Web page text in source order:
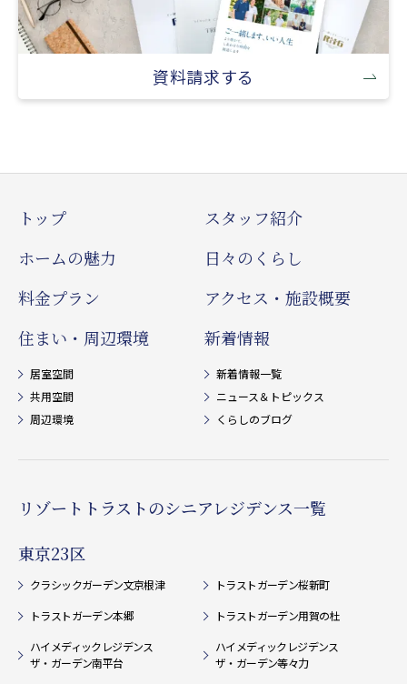
資料請求する
トップ
ホームの魅力
料金プラン
住まい・周辺環境
居室空間
共用空間
周辺環境
スタッフ紹介
日々のくらし
アクセス・施設概要
新着情報
新着情報一覧
ニュース＆トピックス
くらしのブログ
リゾートトラストのシニアレジデンス一覧
東京23区
クラシックガーデン文京根津
トラストガーデン本郷
ハイメディックレジデンス
ザ・ガーデン南平台
トラストガーデン桜新町
トラストガーデン用賀の杜
ハイメディックレジデンス
ザ・ガーデン等々力